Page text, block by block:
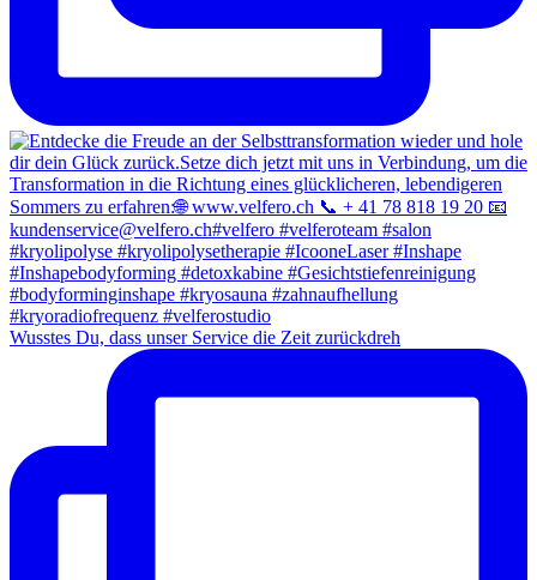
Wusstes Du, dass unser Service die Zeit zurückdreh